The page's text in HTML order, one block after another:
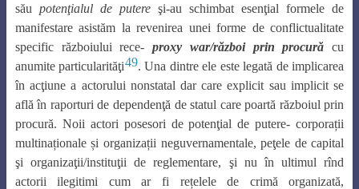
său potenţialul de putere şi-au schimbat esenţial formele de
manifestare asistăm la revenirea unei forme de conflictualitate
specific războiului rece-proxy war/război prin procură cu
anumite particularităţi49. Una dintre ele este legată de implicarea
în acţiune a actorului nonstatal dar care explicit sau implicit se
află în raporturi de dependenţă de statul care poartă războiul prin
procură. Noii actori posesori de potenţial de putere- corporații
multinaționale și organizații neguvernamentale, peţele de capital
şi organizaţii/instituţii de reglementare, şi nu în ultimul rînd
actorii ilegitimi cum ar fi rețelele de crimă organizată,